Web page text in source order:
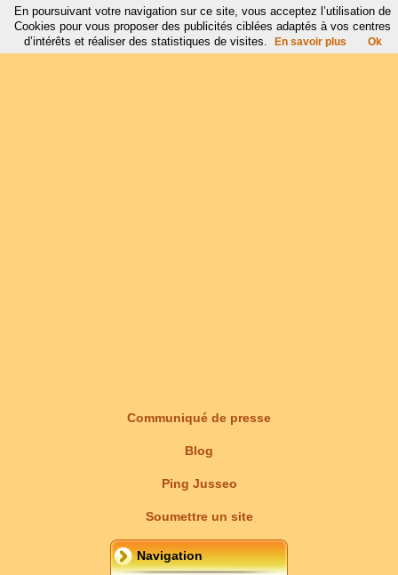
Communiqué de presse
Blog
Ping Jusseo
Soumettre un site
Navigation
En poursuivant votre navigation sur ce site, vous acceptez l’utilisation de
Cookies pour vous proposer des publicités ciblées adaptés à vos centres
d’intérêts et réaliser des statistiques de visites.
En savoir plus Ok